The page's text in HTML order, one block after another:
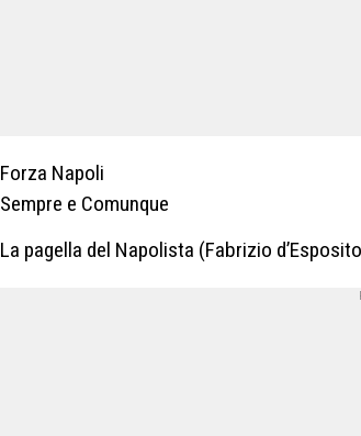
Forza Napoli
Sempre e Comunque
La pagella del Napolista (Fabrizio